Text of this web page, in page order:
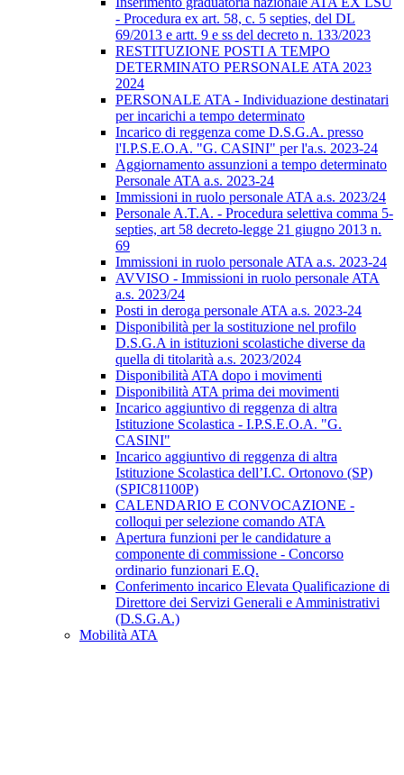
- Procedura ex art. 58, c. 5 septies, del DL
69/2013 e artt. 9 e ss del decreto n. 133/2023
RESTITUZIONE POSTI A TEMPO
DETERMINATO PERSONALE ATA 2023
2024
PERSONALE ATA - Individuazione destinatari
per incarichi a tempo determinato
Incarico di reggenza come D.S.G.A. presso
l'I.P.S.E.O.A. "G. CASINI" per l'a.s. 2023-24
Aggiornamento assunzioni a tempo determinato
Personale ATA a.s. 2023-24
Immissioni in ruolo personale ATA a.s. 2023/24
Personale A.T.A. - Procedura selettiva comma 5-
septies, art 58 decreto-legge 21 giugno 2013 n.
69
Immissioni in ruolo personale ATA a.s. 2023-24
AVVISO - Immissioni in ruolo personale ATA
a.s. 2023/24
Posti in deroga personale ATA a.s. 2023-24
Disponibilità per la sostituzione nel profilo
D.S.G.A in istituzioni scolastiche diverse da
quella di titolarità a.s. 2023/2024
Disponibilità ATA dopo i movimenti
Disponibilità ATA prima dei movimenti
Incarico aggiuntivo di reggenza di altra
Istituzione Scolastica - I.P.S.E.O.A. "G.
CASINI"
Incarico aggiuntivo di reggenza di altra
Istituzione Scolastica dell’I.C. Ortonovo (SP)
(SPIC81100P)
CALENDARIO E CONVOCAZIONE -
colloqui per selezione comando ATA
Apertura funzioni per le candidature a
componente di commissione - Concorso
ordinario funzionari E.Q.
Conferimento incarico Elevata Qualificazione di
Direttore dei Servizi Generali e Amministrativi
(D.S.G.A.)
Mobilità ATA